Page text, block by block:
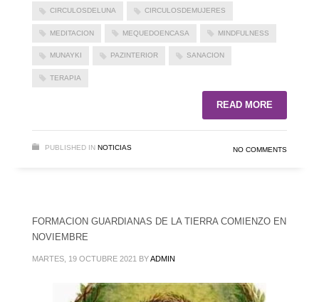
CIRCULOSDELUNA CIRCULOSDEMUJERES
MEDITACION MEQUEDOENCASA MINDFULNESS
MUNAYKI PAZINTERIOR SANACION
TERAPIA
READ MORE
PUBLISHED IN NOTICIAS NO COMMENTS
FORMACION GUARDIANAS DE LA TIERRA COMIENZO EN
NOVIEMBRE
MARTES, 19 OCTUBRE 2021 BYADMIN